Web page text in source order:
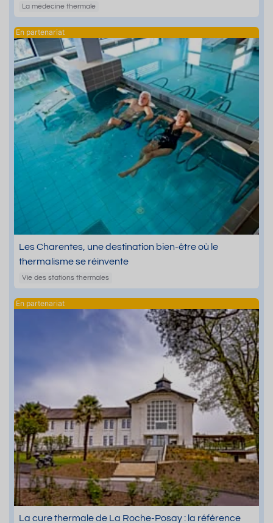
La médecine thermale
Les Charentes, une destination bien-être où le
thermalisme se réinvente
Vie des stations thermales
La cure thermale de La Roche-Posay : la référence